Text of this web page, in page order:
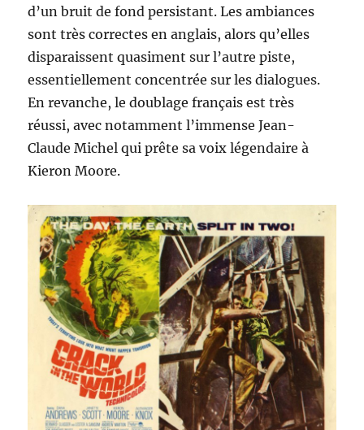
d’un bruit de fond persistant. Les ambiances
sont très correctes en anglais, alors qu’elles
disparaissent quasiment sur l’autre piste,
essentiellement concentrée sur les dialogues.
En revanche, le doublage français est très
réussi, avec notamment l’immense Jean-
Claude Michel qui prête sa voix légendaire à
Kieron Moore.